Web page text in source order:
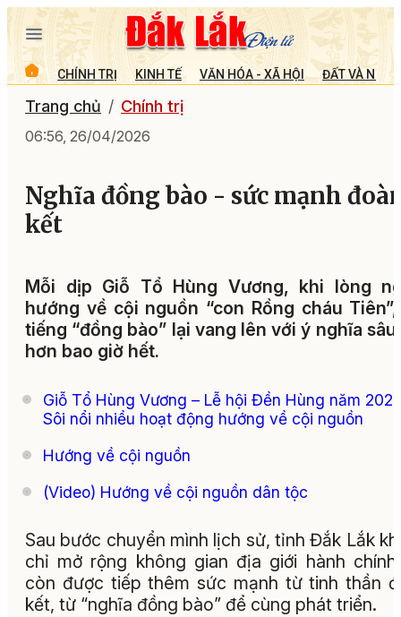
CHÍNH TRỊ KINH TẾ VĂN HÓA - XÃ HỘI ĐẤT VÀ
Trang chủ Chính trị
06:56, 26/04/2026
Nghĩa đồng bào - sức mạnh
kết
Mỗi dịp Giỗ Tổ Hùng Vương, khi lòng
hướng về cội nguồn “con Rồng cháu
tiếng “đồng bào” lại vang lên với ý nghĩa sâu
hơn bao giờ hết.
Giỗ Tổ Hùng Vương – Lễ hội Đền Hùng năm
Sôi nổi nhiều hoạt động hướng về cội nguồn
Hướng về cội nguồn
(Video) Hướng về cội nguồn dân tộc
Sau bước chuyển mình lịch sử, tỉnh Đắk Lắk
chỉ mở rộng không gian địa giới hành
còn được tiếp thêm sức mạnh từ tinh thần
kết, từ “nghĩa đồng bào” để cùng phát triển.